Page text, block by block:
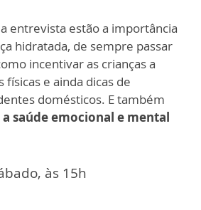
entrevista estão a importância
hidratada, de sempre passar
incentivar as crianças a
e ainda dicas de
domésticos. E também
saúde emocional e mental
às 15h